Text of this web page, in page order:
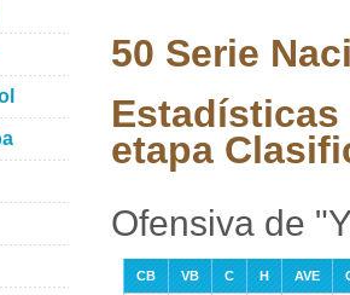
50 Serie
Estadísticas
etapa
Ofensiva de
CB VB C H AVE